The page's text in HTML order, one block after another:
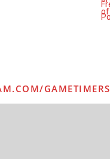
GAMETIMERS